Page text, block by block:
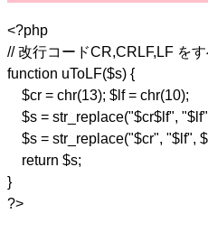
<?php
// 改行コードCR,CRLF,LF をす
function uToLF($s) {
$cr = chr(13); $lf = chr(10);
$s = str_replace("$cr$lf",
$s = str_replace("$cr", "$lf",
return $s;
}
?>